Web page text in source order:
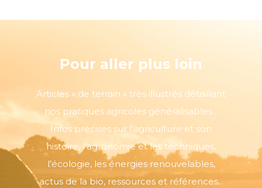
Pour aller plus loin
Articles « de terrain » très illustrés détaillant
nos pratiques agricoles généralisables...
Infos précises sur l’agriculture et son
histoire, l’agronomie et les techniques,
l’écologie, les énergies renouvelables,
actus de la bio, ressources et références...